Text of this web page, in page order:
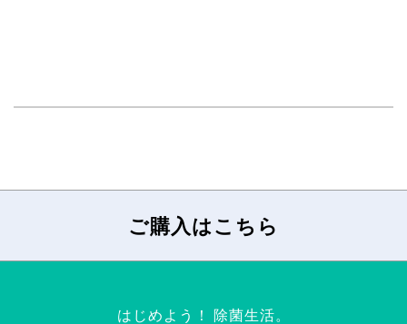
ご購入はこちら
はじめよう！ 除菌生活。